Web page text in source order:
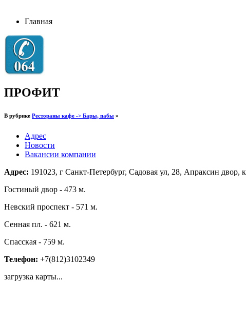
Главная
ПРОФИТ
В рубрике Рестораны кафе -> Бары, пабы »
Адрес
Новости
Вакансии компании
Адрес: 191023, г Санкт-Петербург, Садовая ул, 28, Апраксин двор,
Гостиный двор - 473 м.
Невский проспект - 571 м.
Сенная пл. - 621 м.
Спасская - 759 м.
Телефон: +7(812)3102349
загрузка карты...